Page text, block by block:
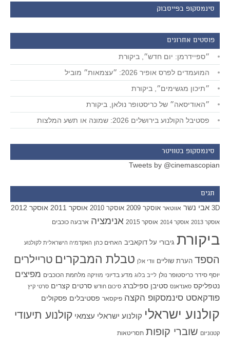
סינמסקופ בפייסבוק
פוסטים אחרונים
״ספיידרמן: יום חדש״, ביקורת
המועמדים לפרס אופיר 2026: ״עצמאות״ מוביל
״תיכון מגשימים״, ביקורת
״האודיסאה״ של כריסטופר נולאן, ביקורת
פסטיבל הקולנוע בירושלים 2026: שמונה או תשע המלצות
סינמסקופ בטוויטר
Tweets by @cinemascopian
תגים
3D אבי נשר אווטאר אוסקר 2009 אוסקר 2010 אוסקר 2011 אוסקר 2012
אוסקר 2013 אוסקר 2014 אוסקר 2015 אנימציה ארבעה כוכבים
ביקורת גיבורי על דוקאביב האחים כהן האקדמיה הישראלית לקולנוע
הספד הערת שוליים וודי אלן טבלת המבקרים טריילרים
יוסף סידר כריסטופר נולן לייב בלוג מדע בדיוני מוזיקה מלחמת הכוכבים מפיצים
נטפליקס סאנדאנס סטיבן ספילברג סיכום חודש סרטים קצרים סרטי קיץ
פודקאסט סינמסקופ הקצה פיקסאר פסטיבלים פסקולים
קולנוע ישראלי קולנוע ישראלי עצמאי קולנוע תיעודי
קטנוניזם שוברי קופות תסריטאות